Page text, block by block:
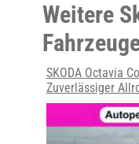
Weitere
SKODA Octavia
Zuverlässiger